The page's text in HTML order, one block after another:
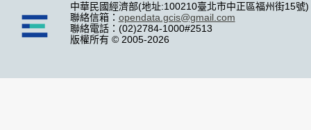
中華民國經濟部(地址:100210臺北市中正區福州街15號)
聯絡信箱： opendata.gcis@gmail.com
聯絡電話：(02)2784-1000#2513
版權所有 © 2005-2026